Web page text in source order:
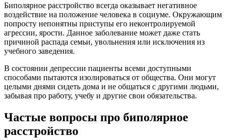
Биполярное расстройство всегда оказывает негативное
воздействие на положение человека в социуме. Окружающим
попросту непонятны приступы его неконтролируемой
агрессии, ярости. Данное заболевание может даже стать
причиной распада семьи, увольнения или исключения из
учебного заведения.
В состоянии депрессии пациенты всеми доступными
способами пытаются изолироваться от общества. Они могут
целыми днями сидеть дома и не общаться с другими людьми,
забывая про работу, учебу и другие свои обязательства.
Частые вопросы про биполярное
расстройство